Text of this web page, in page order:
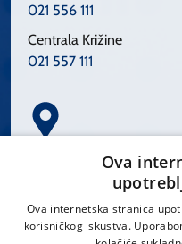
021 556 111
Centrala Križine
021 557 111
Spinčićeva 1, 21000 Split
Ova
Ova internetska stranica
korisničkog iskustva.